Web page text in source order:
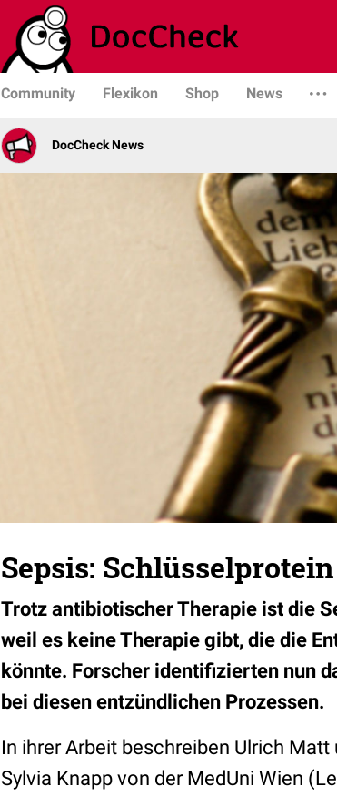
Community Flexikon Shop News
DocCheck News
Sepsis:
Trotz antibiotischer Therapie ist die
weil es keine Therapie gibt, die die
könnte. Forscher identifizierten nun
bei diesen entzündlichen Prozessen.
In ihrer Arbeit beschreiben Ulrich
Sylvia Knapp von der MedUni Wien